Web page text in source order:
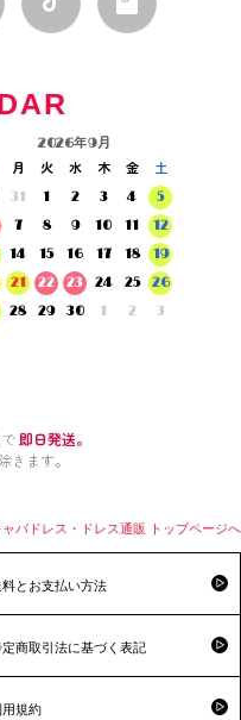
2026年9月
月 火 水 木 金
土
31 1 2 3 4
5
7 8 9 10 11
12
14 15 16 17 18
19
21 22 23 24 25
26
28 29 30 1 2 3
即日発送。
きます。
バドレス・ドレス通販 トップページへ
料とお支払い方法
定商取引法に基づく表記
用規約